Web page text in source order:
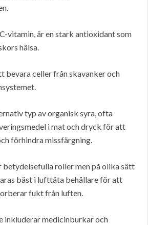
vitamin, är en stark antioxidant som
hälsa.
bevara celler från skavanker och
typ av organisk syra, ofta
i mat och dryck för att
förhindra missfärgning.
betydelsefulla roller men på olika sätt
bäst i lufttäta behållare för att
fukt från luften.
inkluderar medicinburkar och